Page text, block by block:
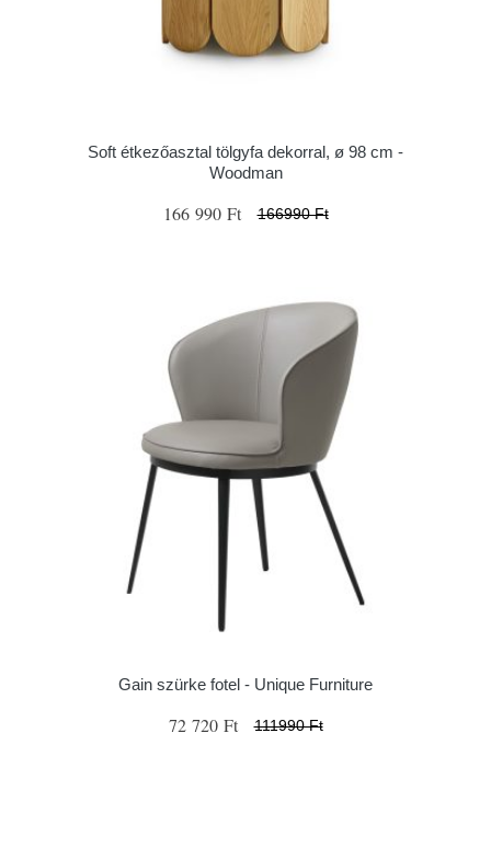
Soft étkezőasztal tölgyfa dekorral, ø 98 cm -
Woodman
166 990 Ft 166990 Ft
Gain szürke fotel - Unique Furniture
72 720 Ft 111990 Ft